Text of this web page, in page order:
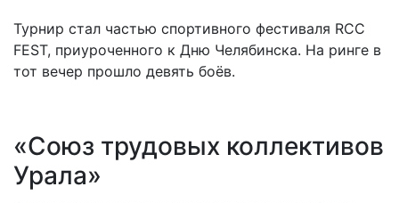
Турнир стал частью спортивного фестиваля RCC
FEST, приуроченного к Дню Челябинска. На ринге в
тот вечер прошло девять боёв.
«Союз трудовых коллективов
Урала»